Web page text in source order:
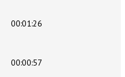
00:01:26
00:00:57